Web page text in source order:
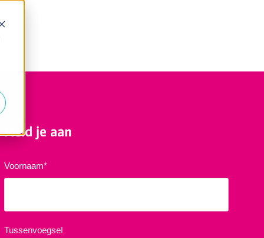
Meld je aan
Voornaam*
Tussenvoegsel